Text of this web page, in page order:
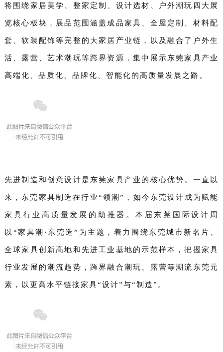
将围绕家居美学、整家定制、设计选材、户外潮玩四大展
览核心板块，展品范围涵盖成品家具、全屋定制、材料配
套、软装配饰等完整的大家居产业链，以及融合了户外生
活、露营、艺术潮玩等跨界资源，集中展示东莞家具产业
高端化、品质化、品牌化、智能化的高质量发展之路。
先进制造和创意设计是东莞家具产业的核心优势。一直以
来，东莞家具制造在行业“领潮”，如今东莞设计成为赋能
家具行业高质量发展的助推器。本届东莞国际设计周
以“家具潮·东莞造”为主题，着力围绕东莞城市新名片、
全球家具创新高地和先进工业基地的示范样本，把握家具
行业发展的潮流趋势，跨界融合潮玩、露营等潮流东莞元
素，以更高水平链接家具“设计”与“制造”。